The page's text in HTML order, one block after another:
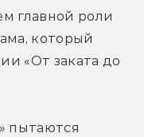
главной роли
который
«От заката до
пытаются